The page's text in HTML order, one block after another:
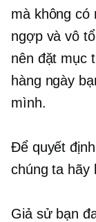
mà không có
ngợp và vô
nên đặt mục
hàng ngày
mình.
Để quyết
chúng ta hãy
Giả sử bạn